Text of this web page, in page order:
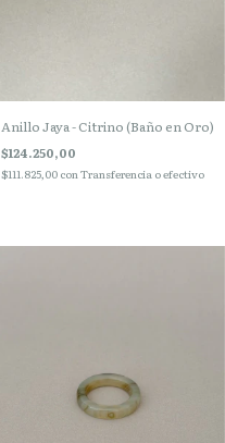
Anillo Jaya - Citrino (Baño en Oro)
$124.250,00
$111.825,00 conTransferencia o efectivo